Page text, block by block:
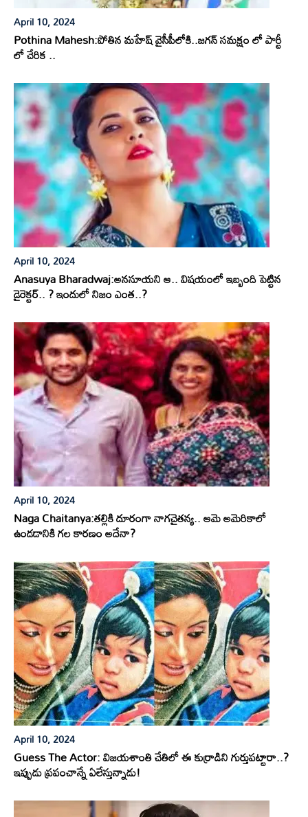
April 10, 2024
Pothina Mahesh:పోతిన మహేష్ వైసీపీలోకి..జగన్ సమక్షం లో పార్టీ
లో చేరిక ..
April 10, 2024
Anasuya Bharadwaj:అనసూయని ఆ.. విషయంలో ఇబ్బంది పెట్టిన
డైరెక్టర్.. ? ఇందులో నిజం ఎంత..?
April 10, 2024
Naga Chaitanya:తల్లికి దూరంగా నాగచైతన్య.. ఆమె అమెరికాలో
ఉండడానికి గల కారణం అదేనా?
April 10, 2024
Guess The Actor: విజయశాంతి చేతిలో ఈ కుర్రాడిని గుర్తుపట్టారా..?
ఇప్పుడు ప్రపంచాన్నే ఏలేస్తున్నాడు!